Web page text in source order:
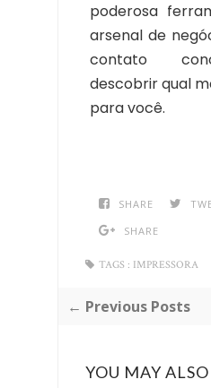
poderosa
arsenal de
contato
descobrir qual
para você.
SHARE
SHARE
TAGS : IMPRESSORA
← Previous Posts
YOU MAY